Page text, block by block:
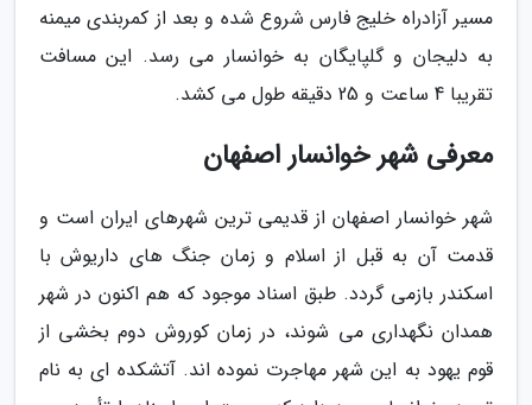
مسیر آزادراه خلیج فارس شروع شده و بعد از کمربندی میمنه
به دلیجان و گلپایگان به خوانسار می رسد. این مسافت
تقریبا 4 ساعت و 25 دقیقه طول می کشد.
معرفی شهر خوانسار اصفهان
شهر خوانسار اصفهان از قدیمی ترین شهرهای ایران است و
قدمت آن به قبل از اسلام و زمان جنگ های داریوش با
اسکندر بازمی گردد. طبق اسناد موجود که هم اکنون در شهر
همدان نگهداری می شوند، در زمان کوروش دوم بخشی از
قوم یهود به این شهر مهاجرت نموده اند. آتشکده ای به نام